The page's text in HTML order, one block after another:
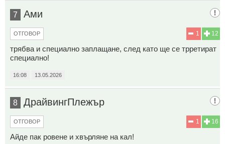
7 Ами
12
1
ОТГОВОР
трябва и специално заплащане, след като ще се трретират
специално!
16:08 13.05.2026
8 ДрайвингПлежър
16
1
ОТГОВОР
Айде пак ровене и хвърляне на кал!